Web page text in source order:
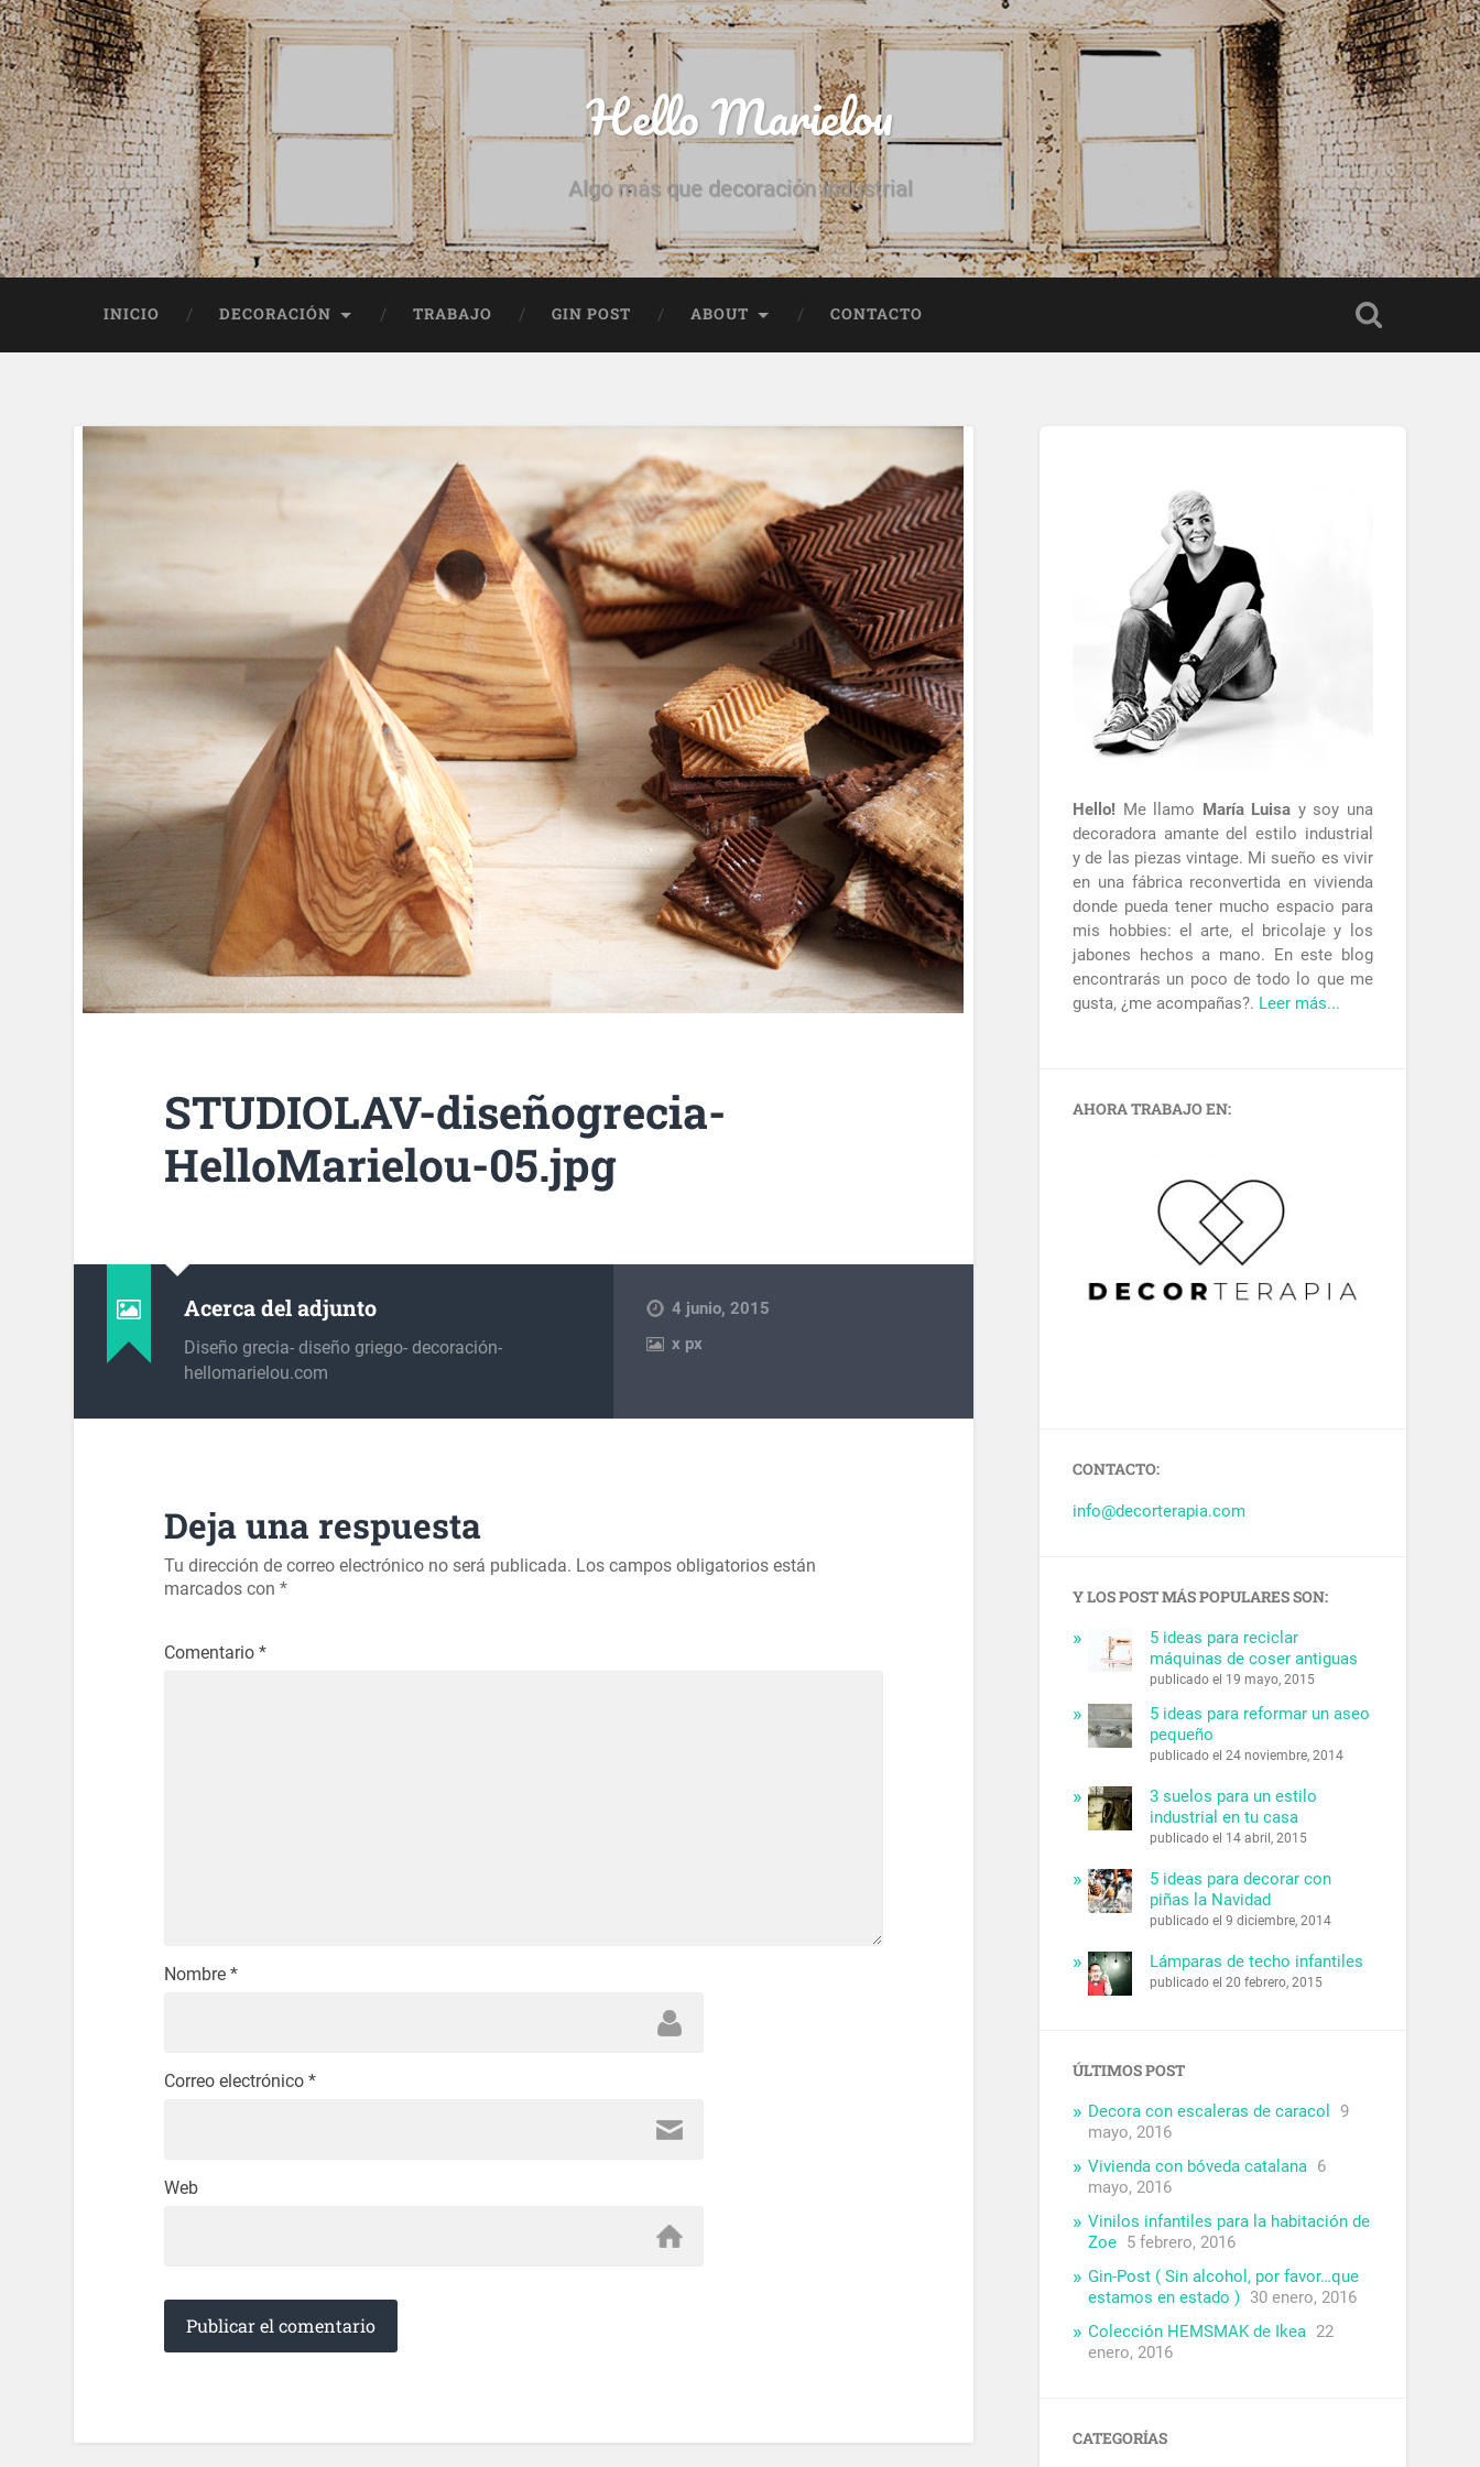
Hello Marielou
Algo más que decoración industrial
INICIO DECORACIÓN TRABAJO GIN POST ABOUT CONTACTO
STUDIOLAV-diseñogrecia-
HelloMarielou-05.jpg
Acerca del adjunto
Diseño grecia- diseño griego- decoración-
hellomarielou.com
4 junio, 2015
x px
Deja una respuesta
Tu dirección de correo electrónico no será publicada. Los campos obligatorios están
marcados con *
Comentario *
Nombre *
Correo electrónico *
Web
Hello! Me llamo María Luisa y soy una
decoradora amante del estilo industrial
y de las piezas vintage. Mi sueño es vivir
en una fábrica reconvertida en vivienda
donde pueda tener mucho espacio para
mis hobbies: el arte, el bricolaje y los
jabones hechos a mano. En este blog
encontrarás un poco de todo lo que me
gusta, ¿me acompañas?. Leer más...
AHORA TRABAJO EN:
CONTACTO:
info@decorterapia.com
Y LOS POST MÁS POPULARES SON:
5 ideas para reciclar
máquinas de coser antiguas
publicado el 19 mayo, 2015
5 ideas para reformar un aseo
pequeño
publicado el 24 noviembre, 2014
3 suelos para un estilo
industrial en tu casa
publicado el 14 abril, 2015
5 ideas para decorar con
piñas la Navidad
publicado el 9 diciembre, 2014
Lámparas de techo infantiles
publicado el 20 febrero, 2015
ÚLTIMOS POST
Decora con escaleras de caracol
9
mayo, 2016
Vivienda con bóveda catalana 6
mayo, 2016
Vinilos infantiles para la habitación de
Zoe 5 febrero, 2016
Gin-Post ( Sin alcohol, por favor…que
estamos en estado ) 30 enero, 2016
Colección HEMSMAK de Ikea 22
enero, 2016
CATEGORÍAS